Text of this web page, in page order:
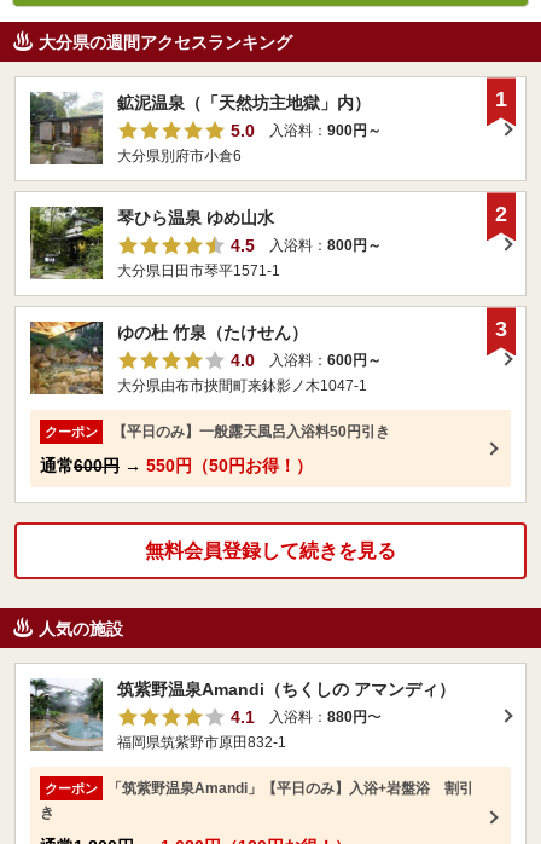
大分県の週間アクセスランキング
鉱泥温泉（「天然坊主地獄」内）
5.0
入浴料： 900円～
大分県別府市小倉6
1
琴ひら温泉 ゆめ山水
4.5
入浴料： 800円～
大分県日田市琴平1571-1
2
ゆの杜 竹泉（たけせん）
4.0
入浴料： 600円～
大分県由布市挾間町来鉢影ノ木1047-1
クーポン 【平日のみ】一般露天風呂入浴料50円引き
通常600円 → 550円（50円お得！）
3
無料会員登録して続きを見る
人気の施設
筑紫野温泉Amandi（ちくしの アマンディ）
4.1
入浴料： 880円〜
福岡県筑紫野市原田832-1
クーポン
「筑紫野温泉Amandi」【平日のみ】入浴+岩盤浴 割引
き